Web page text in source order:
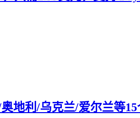
地利/乌克兰/爱尔兰等